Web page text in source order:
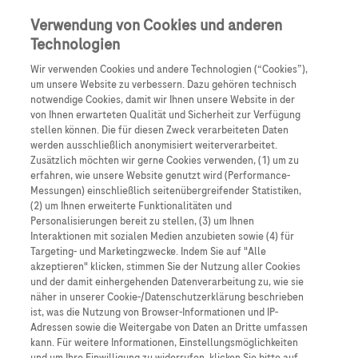
Anmelden
Studiengeflüster - DER Podcast für alle, die
Verwendung von Cookies und anderen
Technologien
Wir verwenden Cookies und andere Technologien (“Cookies”),
um unsere Website zu verbessern. Dazu gehören technisch
notwendige Cookies, damit wir Ihnen unsere Website in der
von Ihnen erwarteten Qualität und Sicherheit zur Verfügung
stellen können. Die für diesen Zweck verarbeiteten Daten
werden ausschließlich anonymisiert weiterverarbeitet.
Zusätzlich möchten wir gerne Cookies verwenden, (1) um zu
erfahren, wie unsere Website genutzt wird (Performance-
Messungen) einschließlich seitenübergreifender Statistiken,
(2) um Ihnen erweiterte Funktionalitäten und
Personalisierungen bereit zu stellen, (3) um Ihnen
Interaktionen mit sozialen Medien anzubieten sowie (4) für
Targeting- und Marketingzwecke. Indem Sie auf "Alle
akzeptieren" klicken, stimmen Sie der Nutzung aller Cookies
und der damit einhergehenden Datenverarbeitung zu, wie sie
näher in unserer Cookie-/Datenschutzerklärung beschrieben
ist, was die Nutzung von Browser-Informationen und IP-
Adressen sowie die Weitergabe von Daten an Dritte umfassen
kann. Für weitere Informationen, Einstellungsmöglichkeiten